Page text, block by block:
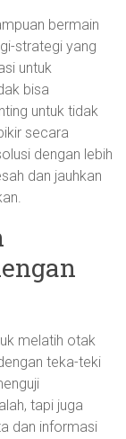
bermain
strategi yang
untuk
bisa
untuk tidak
secara
dengan lebih
dan jauhkan
melatih otak
teka-teki
tapi juga
dan informasi